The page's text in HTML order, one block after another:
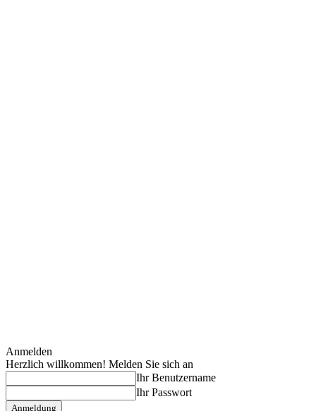
Anmelden
Herzlich willkommen! Melden Sie sich an
Ihr Benutzername
Ihr Passwort